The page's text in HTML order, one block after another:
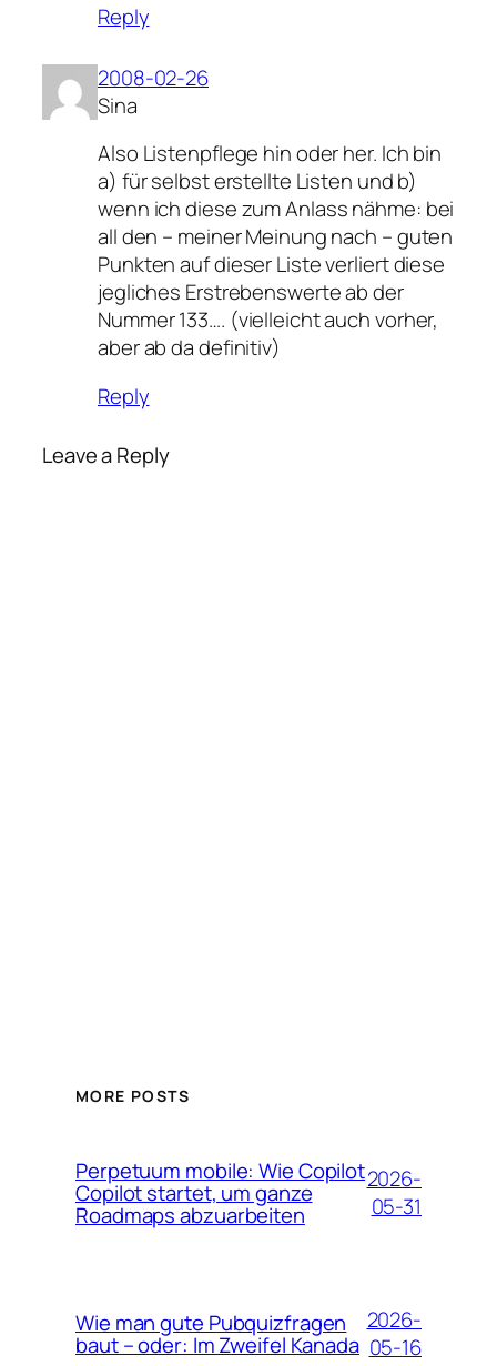
Reply
2008-02-26
Sina
Also Listenpflege hin oder her. Ich bin
a) für selbst erstellte Listen und b)
wenn ich diese zum Anlass nähme: bei
all den – meiner Meinung nach – guten
Punkten auf dieser Liste verliert diese
jegliches Erstrebenswerte ab der
Nummer 133…. (vielleicht auch vorher,
aber ab da definitiv)
Reply
Leave a Reply
MORE POSTS
Perpetuum mobile: Wie Copilot
Copilot startet, um ganze
Roadmaps abzuarbeiten
2026-
05-31
Wie man gute Pubquizfragen
baut – oder: Im Zweifel Kanada
2026-
05-16